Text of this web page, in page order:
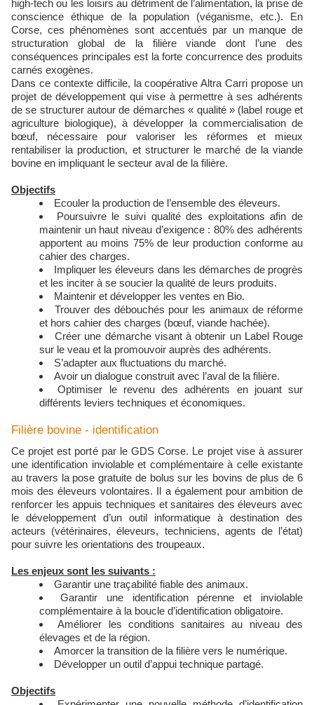
high-tech ou les loisirs au détriment de l’alimentation, la prise de
conscience éthique de la population (véganisme, etc.). En
Corse, ces phénomènes sont accentués par un manque de
structuration global de la filière viande dont l’une des
conséquences principales est la forte concurrence des produits
carnés exogènes.
Dans ce contexte difficile, la coopérative Altra Carri propose un
projet de développement qui vise à permettre à ses adhérents
de se structurer autour de démarches « qualité » (label rouge et
agriculture biologique), à développer la commercialisation de
bœuf, nécessaire pour valoriser les réformes et mieux
rentabiliser la production, et structurer le marché de la viande
bovine en impliquant le secteur aval de la filière.
Objectifs
Ecouler la production de l’ensemble des éleveurs.
Poursuivre le suivi qualité des exploitations afin de
maintenir un haut niveau d’exigence : 80% des adhérents
apportent au moins 75% de leur production conforme au
cahier des charges.
Impliquer les éleveurs dans les démarches de progrès
et les inciter à se soucier la qualité de leurs produits.
Maintenir et développer les ventes en Bio.
Trouver des débouchés pour les animaux de réforme
et hors cahier des charges (bœuf, viande hachée).
Créer une démarche visant à obtenir un Label Rouge
sur le veau et la promouvoir auprès des adhérents.
S’adapter aux fluctuations du marché.
Avoir un dialogue construit avec l’aval de la filière.
Optimiser le revenu des adhérents en jouant sur
différents leviers techniques et économiques.
Filière bovine - identification
Ce projet est porté par le GDS Corse. Le projet vise à assurer
une identification inviolable et complémentaire à celle existante
au travers la pose gratuite de bolus sur les bovins de plus de 6
mois des éleveurs volontaires. Il a également pour ambition de
renforcer les appuis techniques et sanitaires des éleveurs avec
le développement d’un outil informatique à destination des
acteurs (vétérinaires, éleveurs, techniciens, agents de l’état)
pour suivre les orientations des troupeaux.
Les enjeux sont les suivants :
Garantir une traçabilité fiable des animaux.
Garantir une identification pérenne et inviolable
complémentaire à la boucle d’identification obligatoire.
Améliorer les conditions sanitaires au niveau des
élevages et de la région.
Amorcer la transition de la filière vers le numérique.
Développer un outil d’appui technique partagé.
Objectifs